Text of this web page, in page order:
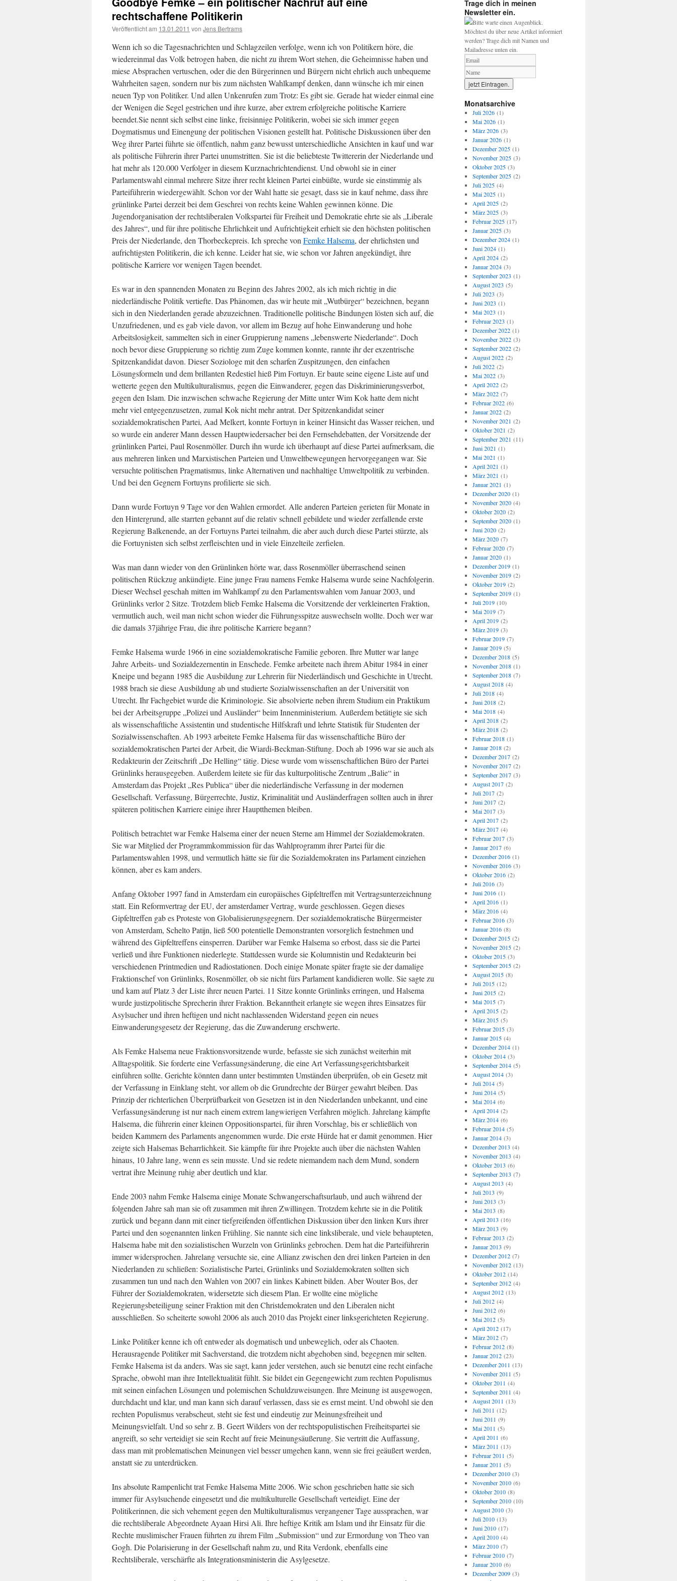
rechtschaffene Politikerin
Veröffentlicht am 13.01.2011 von Jens Bertrams
Wenn ich so die Tagesnachrichten und Schlagzeilen verfolge, wenn ich von Politikern höre, die
wiedereinmal das Volk betrogen haben, die nicht zu ihrem Wort stehen, die Geheimnisse haben und
miese Absprachen vertuschen, oder die den Bürgerinnen und Bürgern nicht ehrlich auch unbequeme
Wahrheiten sagen, sondern nur bis zum nächsten Wahlkampf denken, dann wünsche ich mir einen
neuen Typ von Politiker. Und allen Unkenrufen zum Trotz: Es gibt sie. Gerade hat wieder einmal eine
der Wenigen die Segel gestrichen und ihre kurze, aber extrem erfolgreiche politische Karriere
beendet.Sie nennt sich selbst eine linke, freisinnige Politikerin, wobei sie sich immer gegen
Dogmatismus und Einengung der politischen Visionen gestellt hat. Politische Diskussionen über den
Weg ihrer Partei führte sie öffentlich, nahm ganz bewusst unterschiedliche Ansichten in kauf und war
als politische Führerin ihrer Partei unumstritten. Sie ist die beliebteste Twittererin der Niederlande und
hat mehr als 120.000 Verfolger in diesem Kurznachrichtendienst. Und obwohl sie in einer
Parlamentswahl einmal mehrere Sitze ihrer recht kleinen Partei einbüßte, wurde sie einstimmig als
Parteiführerin wiedergewählt. Schon vor der Wahl hatte sie gesagt, dass sie in kauf nehme, dass ihre
grünlinke Partei derzeit bei dem Geschrei von rechts keine Wahlen gewinnen könne. Die
Jugendorganisation der rechtsliberalen Volkspartei für Freiheit und Demokratie ehrte sie als „Liberale
des Jahres“, und für ihre politische Ehrlichkeit und Aufrichtigkeit erhielt sie den höchsten politischen
Preis der Niederlande, den Thorbeckepreis. Ich spreche von Femke Halsema, der ehrlichsten und
aufrichtigsten Politikerin, die ich kenne. Leider hat sie, wie schon vor Jahren angekündigt, ihre
politische Karriere vor wenigen Tagen beendet.
Es war in den spannenden Monaten zu Beginn des Jahres 2002, als ich mich richtig in die
niederländische Politik vertiefte. Das Phänomen, das wir heute mit „Wutbürger“ bezeichnen, begann
sich in den Niederlanden gerade abzuzeichnen. Traditionelle politische Bindungen lösten sich auf, die
Unzufriedenen, und es gab viele davon, vor allem im Bezug auf hohe Einwanderung und hohe
Arbeitslosigkeit, sammelten sich in einer Gruppierung namens „lebenswerte Niederlande“. Doch
noch bevor diese Gruppierung so richtig zum Zuge kommen konnte, rannte ihr der exzentrische
Spitzenkandidat davon. Dieser Soziologe mit den scharfen Zuspitzungen, den einfachen
Lösungsformeln und dem brillanten Redestiel hieß Pim Fortuyn. Er baute seine eigene Liste auf und
wetterte gegen den Multikulturalismus, gegen die Einwanderer, gegen das Diskriminierungsverbot,
gegen den Islam. Die inzwischen schwache Regierung der Mitte unter Wim Kok hatte dem nicht
mehr viel entgegenzusetzen, zumal Kok nicht mehr antrat. Der Spitzenkandidat seiner
sozialdemokratischen Partei, Aad Melkert, konnte Fortuyn in keiner Hinsicht das Wasser reichen, und
so wurde ein anderer Mann dessen Hauptwiedersacher bei den Fernsehdebatten, der Vorsitzende der
grünlinken Partei, Paul Rosenmöller. Durch ihn wurde ich überhaupt auf diese Partei aufmerksam, die
aus mehreren linken und Marxistischen Parteien und Umweltbewegungen hervorgegangen war. Sie
versuchte politischen Pragmatismus, linke Alternativen und nachhaltige Umweltpolitik zu verbinden.
Und bei den Gegnern Fortuyns profilierte sie sich.
Dann wurde Fortuyn 9 Tage vor den Wahlen ermordet. Alle anderen Parteien gerieten für Monate in
den Hintergrund, alle starrten gebannt auf die relativ schnell gebildete und wieder zerfallende erste
Regierung Balkenende, an der Fortuyns Partei teilnahm, die aber auch durch diese Partei stürzte, als
die Fortuynisten sich selbst zerfleischten und in viele Einzelteile zerfielen.
Was man dann wieder von den Grünlinken hörte war, dass Rosenmöller überraschend seinen
politischen Rückzug ankündigte. Eine junge Frau namens Femke Halsema wurde seine Nachfolgerin.
Dieser Wechsel geschah mitten im Wahlkampf zu den Parlamentswahlen vom Januar 2003, und
Grünlinks verlor 2 Sitze. Trotzdem blieb Femke Halsema die Vorsitzende der verkleinerten Fraktion,
vermutlich auch, weil man nicht schon wieder die Führungsspitze auswechseln wollte. Doch wer war
die damals 37jährige Frau, die ihre politische Karriere begann?
Femke Halsema wurde 1966 in eine sozialdemokratische Familie geboren. Ihre Mutter war lange
Jahre Arbeits- und Sozialdezernentin in Enschede. Femke arbeitete nach ihrem Abitur 1984 in einer
Kneipe und begann 1985 die Ausbildung zur Lehrerin für Niederländisch und Geschichte in Utrecht.
1988 brach sie diese Ausbildung ab und studierte Sozialwissenschaften an der Universität von
Utrecht. Ihr Fachgebiet wurde die Kriminologie. Sie absolvierte neben ihrem Studium ein Praktikum
bei der Arbeitsgruppe „Polizei und Ausländer“ beim Innenministerium. Außerdem betätigte sie sich
als wissenschaftliche Assistentin und studentische Hilfskraft und lehrte Statistik für Studenten der
Sozialwissenschaften. Ab 1993 arbeitete Femke Halsema für das wissenschaftliche Büro der
sozialdemokratischen Partei der Arbeit, die Wiardi-Beckman-Stiftung. Doch ab 1996 war sie auch als
Redakteurin der Zeitschrift „De Helling“ tätig. Diese wurde vom wissenschaftlichen Büro der Partei
Grünlinks herausgegeben. Außerdem leitete sie für das kulturpolitische Zentrum „Balie“ in
Amsterdam das Projekt „Res Publica“ über die niederländische Verfassung in der modernen
Gesellschaft. Verfassung, Bürgerrechte, Justiz, Kriminalität und Ausländerfragen sollten auch in ihrer
späteren politischen Karriere einige ihrer Hauptthemen bleiben.
Politisch betrachtet war Femke Halsema einer der neuen Sterne am Himmel der Sozialdemokraten.
Sie war Mitglied der Programmkommission für das Wahlprogramm ihrer Partei für die
Parlamentswahlen 1998, und vermutlich hätte sie für die Sozialdemokraten ins Parlament einziehen
können, aber es kam anders.
Anfang Oktober 1997 fand in Amsterdam ein europäisches Gipfeltreffen mit Vertragsunterzeichnung
statt. Ein Reformvertrag der EU, der amsterdamer Vertrag, wurde geschlossen. Gegen dieses
Gipfeltreffen gab es Proteste von Globalisierungsgegnern. Der sozialdemokratische Bürgermeister
von Amsterdam, Schelto Patijn, ließ 500 potentielle Demonstranten vorsorglich festnehmen und
während des Gipfeltreffens einsperren. Darüber war Femke Halsema so erbost, dass sie die Partei
verließ und ihre Funktionen niederlegte. Stattdessen wurde sie Kolumnistin und Redakteurin bei
verschiedenen Printmedien und Radiostationen. Doch einige Monate später fragte sie der damalige
Fraktionschef von Grünlinks, Rosenmöller, ob sie nicht fürs Parlament kandidieren wolle. Sie sagte zu
und kam auf Platz 3 der Liste ihrer neuen Partei. 11 Sitze konnte Grünlinks erringen, und Halsema
wurde justizpolitische Sprecherin ihrer Fraktion. Bekanntheit erlangte sie wegen ihres Einsatzes für
Asylsucher und ihren heftigen und nicht nachlassenden Widerstand gegen ein neues
Einwanderungsgesetz der Regierung, das die Zuwanderung erschwerte.
Als Femke Halsema neue Fraktionsvorsitzende wurde, befasste sie sich zunächst weiterhin mit
Alltagspolitik. Sie forderte eine Verfassungsänderung, die eine Art Verfassungsgerichtsbarkeit
einführen sollte. Gerichte könnten dann unter bestimmten Umständen überprüfen, ob ein Gesetz mit
der Verfassung in Einklang steht, vor allem ob die Grundrechte der Bürger gewahrt bleiben. Das
Prinzip der richterlichen Überprüfbarkeit von Gesetzen ist in den Niederlanden unbekannt, und eine
Verfassungsänderung ist nur nach einem extrem langwierigen Verfahren möglich. Jahrelang kämpfte
Halsema, die führerin einer kleinen Oppositionspartei, für ihren Vorschlag, bis er schließlich von
beiden Kammern des Parlaments angenommen wurde. Die erste Hürde hat er damit genommen. Hier
zeigte sich Halsemas Beharrlichkeit. Sie kämpfte für ihre Projekte auch über die nächsten Wahlen
hinaus, 10 Jahre lang, wenn es sein musste. Und sie redete niemandem nach dem Mund, sondern
vertrat ihre Meinung ruhig aber deutlich und klar.
Ende 2003 nahm Femke Halsema einige Monate Schwangerschaftsurlaub, und auch während der
folgenden Jahre sah man sie oft zusammen mit ihren Zwillingen. Trotzdem kehrte sie in die Politik
zurück und begann dann mit einer tiefgreifenden öffentlichen Diskussion über den linken Kurs ihrer
Partei und den sogenannten linken Frühling. Sie nannte sich eine linksliberale, und viele behaupteten,
Halsema habe mit den sozialistischen Wurzeln von Grünlinks gebrochen. Dem hat die Parteiführerin
immer widersprochen. Jahrelang versuchte sie, eine Allianz zwischen den drei linken Parteien in den
Niederlanden zu schließen: Sozialistische Partei, Grünlinks und Sozialdemokraten sollten sich
zusammen tun und nach den Wahlen von 2007 ein linkes Kabinett bilden. Aber Wouter Bos, der
Führer der Sozialdemokraten, widersetzte sich diesem Plan. Er wollte eine mögliche
Regierungsbeteiligung seiner Fraktion mit den Christdemokraten und den Liberalen nicht
ausschließen. So scheiterte sowohl 2006 als auch 2010 das Projekt einer linksgerichteten Regierung.
Linke Politiker kenne ich oft entweder als dogmatisch und unbeweglich, oder als Chaoten.
Herausragende Politiker mit Sachverstand, die trotzdem nicht abgehoben sind, begegnen mir selten.
Femke Halsema ist da anders. Was sie sagt, kann jeder verstehen, auch sie benutzt eine recht einfache
Sprache, obwohl man ihre Intellektualität fühlt. Sie bildet ein Gegengewicht zum rechten Populismus
mit seinen einfachen Lösungen und polemischen Schuldzuweisungen. Ihre Meinung ist ausgewogen,
durchdacht und klar, und man kann sich darauf verlassen, dass sie es ernst meint. Und obwohl sie den
rechten Populismus verabscheut, steht sie fest und eindeutig zur Meinungsfreiheit und
Meinungsvielfalt. Und so sehr z. B. Geert Wilders von der rechtspopulistischen Freiheitspartei sie
angreift, so sehr verteidigt sie sein Recht auf freie Meinungsäußerung. Sie vertritt die Auffassung,
dass man mit problematischen Meinungen viel besser umgehen kann, wenn sie frei geäußert werden,
anstatt sie zu unterdrücken.
Ins absolute Rampenlicht trat Femke Halsema Mitte 2006. Wie schon geschrieben hatte sie sich
immer für Asylsuchende eingesetzt und die multikulturelle Gesellschaft verteidigt. Eine der
Politikerinnen, die sich vehement gegen den Multikulturalismus vergangener Tage aussprachen, war
die rechtsliberale Abgeordnete Ayaan Hirsi Ali. Ihre heftige Kritik am Islam und ihr Einsatz für die
Rechte muslimischer Frauen führten zu ihrem Film „Submission“ und zur Ermordung von Theo van
Gogh. Die Polarisierung in der Gesellschaft nahm zu, und Rita Verdonk, ebenfalls eine
Rechtsliberale, verschärfte als Integrationsministerin die Asylgesetze.
Trage dich in meinen
Newsletter ein.
Bitte warte einen Augenblick.
Möchtest du über neue Artikel informiert
werden? Trage dich mit Namen und
Mailadresse unten ein.
Monatsarchive
Juli 2026(1)
Mai 2026(1)
März 2026(3)
Januar 2026(1)
Dezember 2025(1)
November 2025(3)
Oktober 2025(3)
September 2025(2)
Juli 2025(4)
Mai 2025(1)
April 2025(2)
März 2025(3)
Februar 2025(17)
Januar 2025(3)
Dezember 2024(1)
Juni 2024(1)
April 2024(2)
Januar 2024(3)
September 2023 (1)
August 2023 (5)
Juli 2023 (3)
Juni 2023 (1)
Mai 2023 (1)
Februar 2023 (1)
Dezember 2022(1)
November 2022(3)
September 2022(2)
August 2022(2)
Juli 2022(2)
Mai 2022(3)
April 2022(2)
März 2022(7)
Februar 2022(6)
Januar 2022(2)
November 2021 (2)
Oktober 2021 (2)
September 2021 (11)
Juni 2021 (1)
Mai 2021 (1)
April 2021 (1)
März 2021 (1)
Januar 2021 (1)
Dezember 2020(1)
November 2020(4)
Oktober 2020(2)
September 2020(1)
Juni 2020(2)
März 2020(7)
Februar 2020(7)
Januar 2020(1)
Dezember 2019(1)
November 2019(2)
Oktober 2019(2)
September 2019(1)
Juli 2019(10)
Mai 2019(7)
April 2019(2)
März 2019(3)
Februar 2019(7)
Januar 2019(5)
Dezember 2018(5)
November 2018(1)
September 2018(7)
August 2018(4)
Juli 2018(4)
Juni 2018(2)
Mai 2018(4)
April 2018(2)
März 2018(2)
Februar 2018(1)
Januar 2018(2)
Dezember 2017(2)
November 2017(2)
September 2017(3)
August 2017(2)
Juli 2017(2)
Juni 2017(2)
Mai 2017(3)
April 2017(2)
März 2017(4)
Februar 2017(3)
Januar 2017(6)
Dezember 2016(1)
November 2016(3)
Oktober 2016(2)
Juli 2016(3)
Juni 2016(1)
April 2016(1)
März 2016(4)
Februar 2016(3)
Januar 2016(8)
Dezember 2015(2)
November 2015(2)
Oktober 2015(3)
September 2015(2)
August 2015(8)
Juli 2015(12)
Juni 2015(2)
Mai 2015(7)
April 2015(2)
März 2015(5)
Februar 2015(3)
Januar 2015(4)
Dezember 2014(1)
Oktober 2014(3)
September 2014(5)
August 2014(3)
Juli 2014(5)
Juni 2014(5)
Mai 2014(6)
April 2014(2)
März 2014(6)
Februar 2014(5)
Januar 2014(3)
Dezember 2013 (4)
November 2013 (4)
Oktober 2013 (6)
September 2013 (7)
August 2013 (4)
Juli 2013 (9)
Juni 2013 (3)
Mai 2013 (8)
April 2013 (16)
März 2013 (9)
Februar 2013 (2)
Januar 2013 (9)
Dezember 2012(7)
November 2012(13)
Oktober 2012(14)
September 2012(4)
August 2012(13)
Juli 2012(4)
Juni 2012(6)
Mai 2012(5)
April 2012(17)
März 2012(7)
Februar 2012(8)
Januar 2012(23)
Dezember 2011 (13)
November 2011 (5)
Oktober 2011 (4)
September 2011 (4)
August 2011 (13)
Juli 2011 (12)
Juni 2011 (9)
Mai 2011 (5)
April 2011 (6)
März 2011 (13)
Februar 2011 (5)
Januar 2011 (5)
Dezember 2010(3)
November 2010(6)
Oktober 2010(8)
September 2010(10)
August 2010(3)
Juli 2010(13)
Juni 2010(17)
April 2010(4)
März 2010(7)
Februar 2010(7)
Januar 2010(6)
Dezember 2009(3)